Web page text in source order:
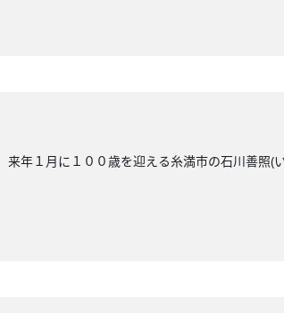
年１月に１００歳を迎える糸満市の石川善照(